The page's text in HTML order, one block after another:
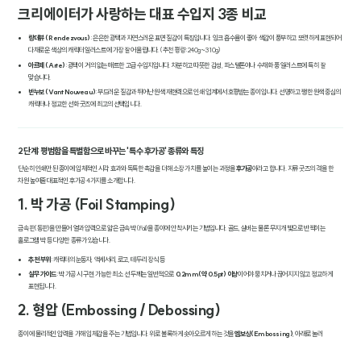
크리에이터가 사랑하는 대표 수입지 3종 비교
랑데뷰 (Rendezvous) : 은은한 광택과 자연스러운 표면 질감이 특징입니다. 잉크 흡수율이 좋아 색감이 풍부하고 또렷하게 표현되어
다채로운 색상의 캐릭터 일러스트에 가장 잘 어울립니다. (추천 평량: 240g~310g)
아르떼 (Arte) : 광택이 거의 없는 매트한 고급 수입지입니다. 차분하고 따뜻한 감성, 파스텔톤이나 수채화 풍 일러스트에 특히 잘
맞습니다.
반누보 (Vant Nouveau): 부드러운 질감과 뛰어난 원색 재현력으로 인쇄 업계에서 호평받는 종이입니다. 선명하고 쨍한 원색 중심의
캐릭터나 정교한 선화 굿즈에 최고의 선택입니다.
2단계: 평범함을 특별함으로 바꾸는 '특수 후가공' 종류와 특징
단순히 인쇄만 된 종이에 입체적인 시각 효과와 독특한 촉감을 더해 소장 가치를 높이는 과정을후가공이라고 합니다. 지류 굿즈의 격을 한
차원 높여줄 대표적인 후가공 4가지를 소개합니다.
1. 박 가공 (Foil Stamping)
금속판(동판)을 만들어 열과 압력으로 얇은 금속 박(Foil)을 종이에 안착시키는 기법입니다. 골드, 실버는 물론 무지개 빛으로 반짝이는
홀로그램 박 등 다양한 종류가 있습니다.
추천 부위 : 캐릭터의 눈동자, 액세서리, 로고, 테두리 장식 등
실무 가이드: 박 가공 시 구현 가능한 최소 선 두께는 일반적으로 0.2mm(약 0.5pt) 이상이어야 뭉치거나 끊어지지 않고 정교하게
표현됩니다.
2. 형압 (Embossing / Debossing)
종이에 물리적인 압력을 가해 입체감을 주는 기법입니다. 위로 볼록하게 솟아오르게 하는 것을엠보싱(Embossing), 아래로 눌러